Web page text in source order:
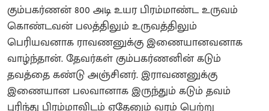
கும்பகர்ணன் 800 அடி உயர பிரம்மாண்ட உருவம்
கொண்டவன் பலத்திலும் உருவத்திலும்
பெரியவனாக ராவணனுக்கு இணையானவனாக
வாழ்ந்தான். தேவர்கள் கும்பகர்ணனின் கடும்
தவத்தை கண்டு அஞ்சினர். இராவணனுக்கு
இணையான பலவானாக இருந்தும் கடும் தவம்
புரிந்து பிரம்மாவிடம் ஏதேனும் வரம் பெற்று